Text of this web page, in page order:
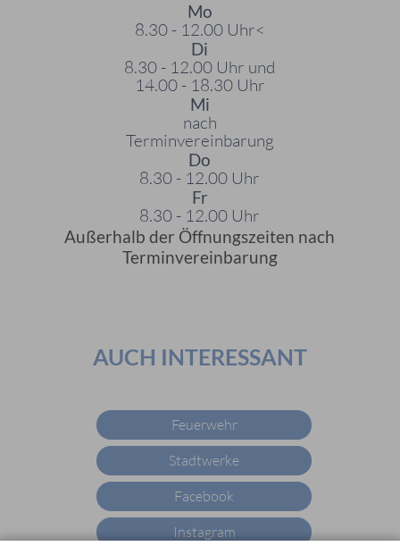
Mo
8.30 - 12.00 Uhr<
Di
8.30 - 12.00 Uhr und
14.00 - 18.30 Uhr
Mi
nach
Terminvereinbarung
Do
8.30 - 12.00 Uhr
Fr
8.30 - 12.00 Uhr
Außerhalb der Öffnungszeiten nach
Terminvereinbarung
AUCH INTERESSANT
Feuerwehr
Stadtwerke
Facebook
Instagram